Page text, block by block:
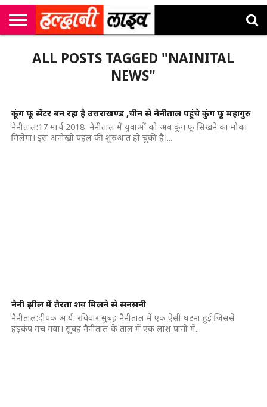
एम
कॉर्नर
उत्तराखंड
न्यूज़
खेल
मनोरंजन
सम्पादकीय
जॉब
अलर्ट्स
ALL POSTS TAGGED "NAINITAL
NEWS"
कूंग फू सेंटर बन रहा है उत्तराखण्ड ,चीन से नैनीताल पहुंचे कुंग फू महागुरु
नैनीताल:17 मार्च 2018 नैनीताल में युवाओं को अब कुंग फू सिखने का मौका
मिलेगा। इस अनोखी पहल की शुरुआत हो चुकी है।...
नैनी झील में तैरता शव मिलने से सनसनी
नैनीताल:दीपक आर्य: रविवार सुबह नैनीताल में एक ऐसी घटना हुई जिससे
हड़कंप मच गया। सुबह नैनीताल के ताल में एक लाश पानी में...